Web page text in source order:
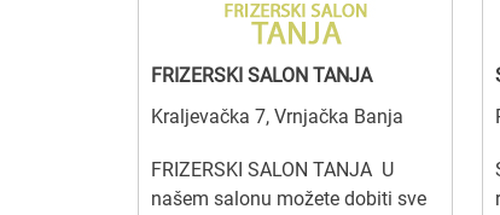
FRIZERSKI SALON TANJA
Kraljevačka 7, Vrnjačka Banja
FRIZERSKI SALON TANJA U
našem salonu možete dobiti sve